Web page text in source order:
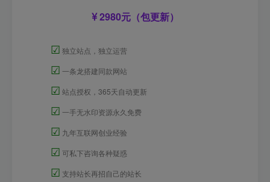
2980元（包更新）
☑ 独立站点，独立运营
☑ 一条龙搭建同款网站
☑ 站点授权，365天自动更新
☑ 一手无水印资源永久免费
☑ 九年互联网创业经验
☑ 可私下咨询各种疑惑
☑ 支持站长再招自己的站长